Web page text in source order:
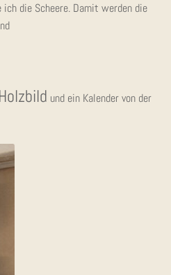
die Schee­re. Damit wer­den die
und ein Kalen­der von der